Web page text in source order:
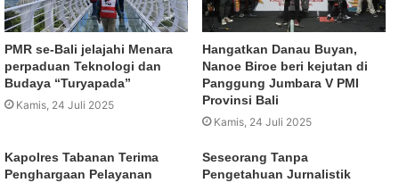
PMR se-Bali jelajahi Menara
perpaduan Teknologi dan
Budaya “Turyapada”
Kamis, 24 Juli 2025
Hangatkan Danau Buyan,
Nanoe Biroe beri kejutan di
Panggung Jumbara V PMI
Provinsi Bali
Kamis, 24 Juli 2025
Kapolres Tabanan Terima
Penghargaan Pelayanan
Seseorang Tanpa
Pengetahuan Jurnalistik